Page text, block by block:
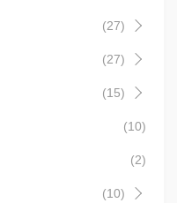
(27)
(27)
(15)
(10)
(2)
(10)